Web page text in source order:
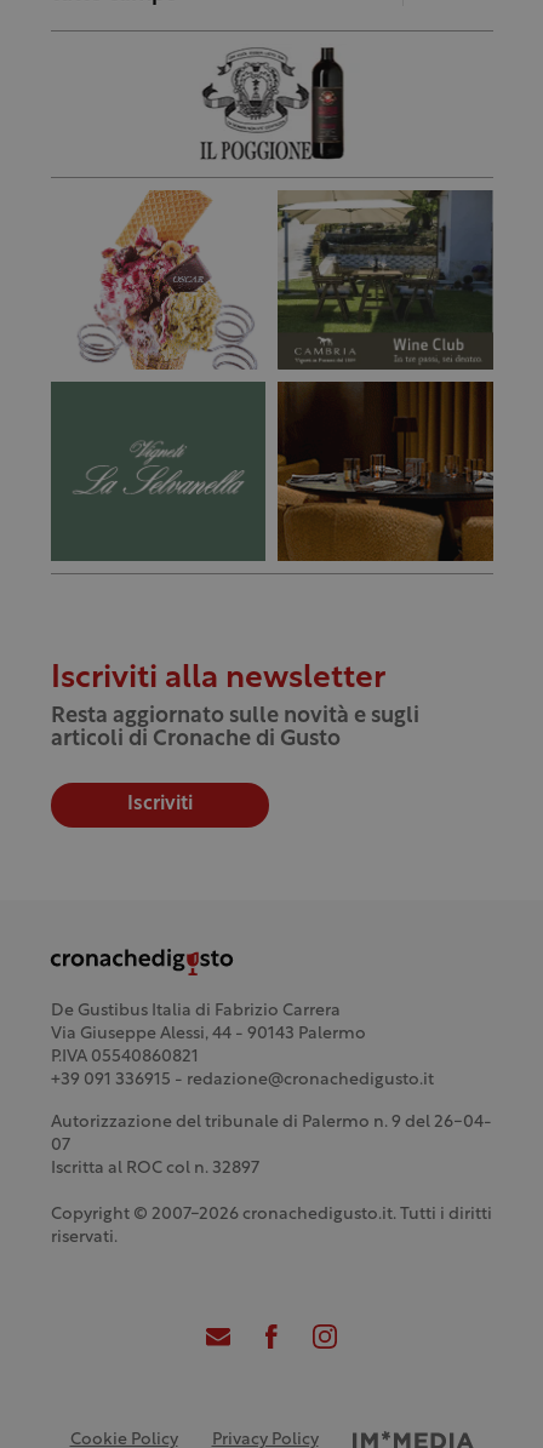
Iscriviti alla newsletter
Resta aggiornato sulle novità e sugli
articoli di Cronache di Gusto
Iscriviti
De Gustibus Italia di Fabrizio Carrera
Via Giuseppe Alessi, 44 - 90143 Palermo
P.IVA 05540860821
+39 091 336915 - redazione@cronachedigusto.it
Autorizzazione del tribunale di Palermo n. 9 del 26-04-
07
Iscritta al ROC col n. 32897
Copyright © 2007-2026 cronachedigusto.it. Tutti i diritti
riservati.
Cookie Policy Privacy Policy Credits